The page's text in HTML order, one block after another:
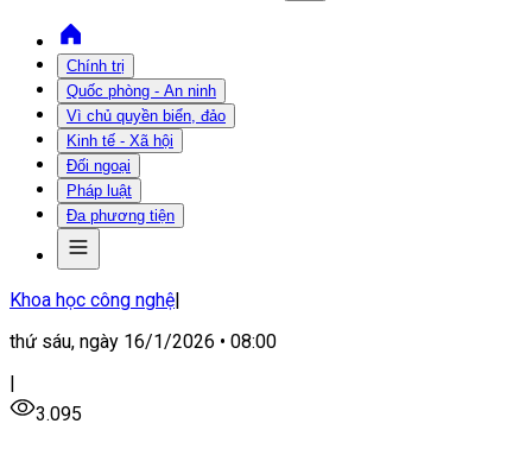
Chính trị
Quốc phòng - An ninh
Vì chủ quyền biển, đảo
Kinh tế - Xã hội
Đối ngoại
Pháp luật
Đa phương tiện
Khoa học công nghệ|
thứ sáu, ngày 16/1/2026 • 08:00
|
3.095